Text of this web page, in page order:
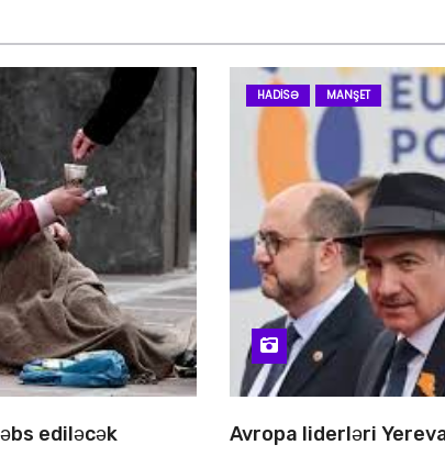
ediləcək
HADISƏ MANŞET
Avropa liderləri